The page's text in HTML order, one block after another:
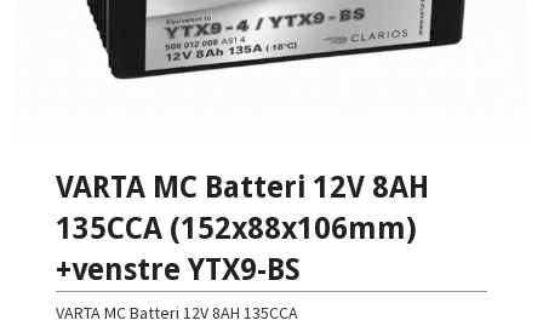
VARTA MC Batteri 12V 8AH
135CCA (152x88x106mm)
+venstre YTX9-BS
VARTA MC Batteri 12V 8AH 135CCA